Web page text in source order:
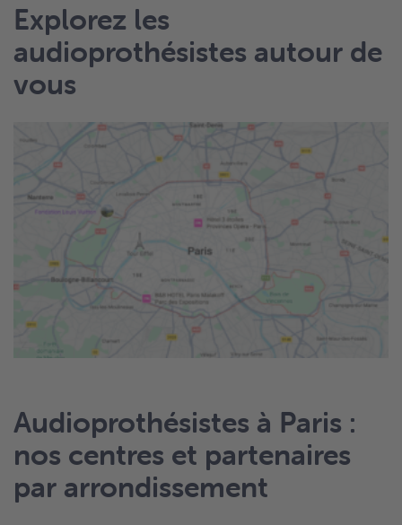
Explorez les
audioprothésistes autour de
vous
Audioprothésistes à Paris :
nos centres et partenaires
par arrondissement